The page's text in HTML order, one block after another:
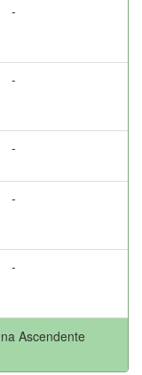
-
-
-
-
-
Ascendente